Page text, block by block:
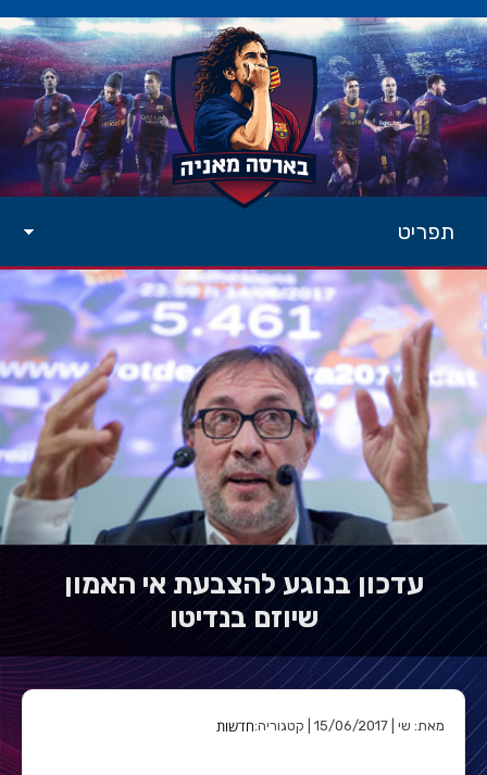
תפריט
עדכון בנוגע להצבעת אי האמון
שיוזם בנדיטו
מאת: שי | 15/06/2017 | קטגוריה: חדשות